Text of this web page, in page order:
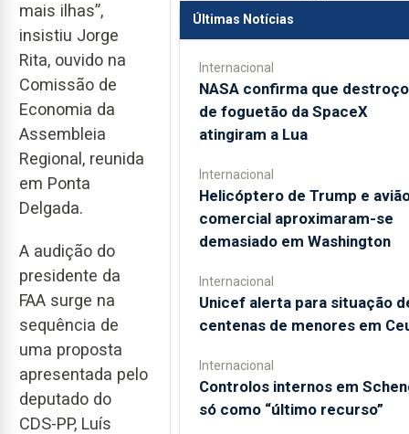
mais ilhas”,
insistiu Jorge
Rita, ouvido na
Comissão de
Economia da
Assembleia
Regional, reunida
em Ponta
Delgada.
A audição do
presidente da
FAA surge na
sequência de
uma proposta
apresentada pelo
deputado do
CDS-PP, Luís
Últimas Notícias
Internacional
NASA confirma que
de foguetão da SpaceX
atingiram a Lua
Internacional
Helicóptero de Trump e
comercial aproximaram-se
demasiado em Washington
Internacional
Unicef alerta para situação
centenas de menores em
Internacional
Controlos internos em
só como “último recurso”